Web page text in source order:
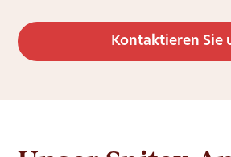
Kontaktieren Sie